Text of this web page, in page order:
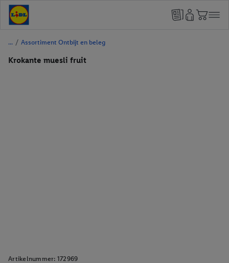
/ Assortiment Ontbijt en beleg
Krokante muesli fruit
Artikelnummer: 172969